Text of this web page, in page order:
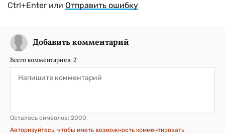
Ctrl+Enter или Отправить ошибку
Добавить комментарий
Всего комментариев: 2
Осталось символов: 2000
Авторизуйтесь, чтобы иметь возможность комментировать